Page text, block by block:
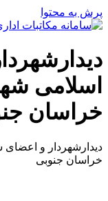
پرش به محتوا
اسلامی
خراسان
دیدارشهردار و اعضای
خراسان جنوبی